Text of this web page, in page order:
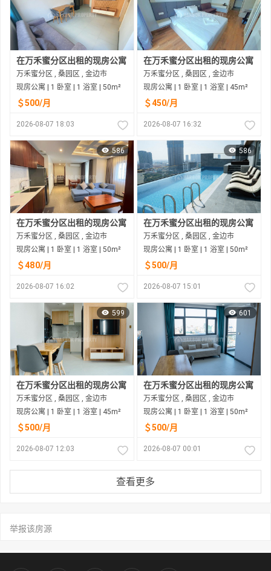
在万禾蜜分区出租的现房公寓
万禾蜜分区 , 桑园区 , 金边市
现房公寓 | 1 卧室 | 1 浴室 | 50m²
＄500/月
2026-08-07 18:03
在万禾蜜分区出租的现房公寓
万禾蜜分区 , 桑园区 , 金边市
现房公寓 | 1 卧室 | 1 浴室 | 45m²
＄450/月
2026-08-07 16:32
586
在万禾蜜分区出租的现房公寓
万禾蜜分区 , 桑园区 , 金边市
现房公寓 | 1 卧室 | 1 浴室 | 50m²
＄480/月
2026-08-07 16:02
586
在万禾蜜分区出租的现房公寓
万禾蜜分区 , 桑园区 , 金边市
现房公寓 | 1 卧室 | 1 浴室 | 50m²
＄500/月
2026-08-07 15:01
599
在万禾蜜分区出租的现房公寓
万禾蜜分区 , 桑园区 , 金边市
现房公寓 | 1 卧室 | 1 浴室 | 45m²
＄500/月
2026-08-07 12:03
601
在万禾蜜分区出租的现房公寓
万禾蜜分区 , 桑园区 , 金边市
现房公寓 | 1 卧室 | 1 浴室 | 50m²
＄500/月
2026-08-07 00:01
查看更多
举报该房源